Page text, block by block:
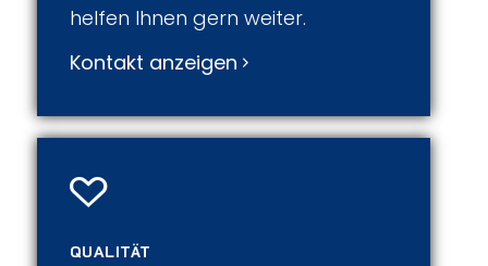
helfen Ihnen gern weiter.
Kontakt anzeigen
QUALITÄT